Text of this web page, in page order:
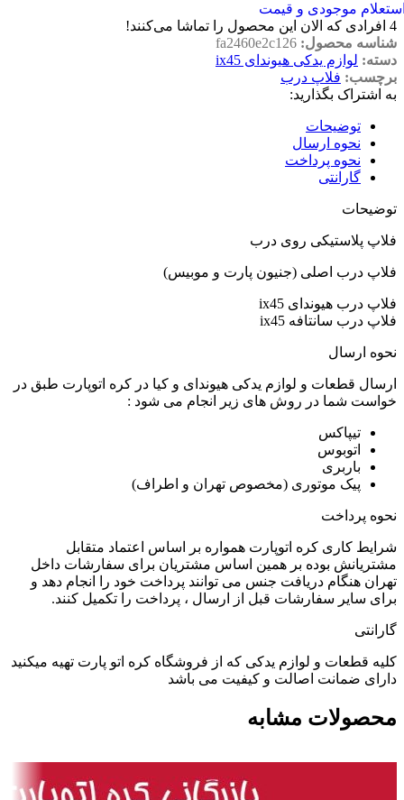
موجودی و قیمت
4 افرادی که الان این محصول را تماشا می‌کنند!
شناسه محصول: fa2460e2c126
دسته: لوازم یدکی هیوندای ix45
برچسب: فلاپ درب
به اشتراک بگذارید:
توضیحات
نحوه ارسال
نحوه پرداخت
گارانتی
توضیحات
فلاپ پلاستیکی روی درب
فلاپ درب اصلی (جنیون پارت و موبیس)
فلاپ درب هیوندای ix45
فلاپ درب سانتافه ix45
نحوه ارسال
ارسال قطعات و لوازم یدکی هیوندای و کیا در کره اتوپارت طبق در
خواست شما در روش های زیر انجام می شود :
تیپاکس
اتوبوس
باربری
پیک موتوری (مخصوص تهران و اطراف)
نحوه پرداخت
شرایط کاری کره اتوپارت همواره بر اساس اعتماد متقابل
مشتریانش بوده بر همین اساس مشتریان برای سفارشات داخل
تهران هنگام دریافت جنس می توانند پرداخت خود را انجام دهد و
برای سایر سفارشات قبل از ارسال ، پرداخت را تکمیل کنند.
گارانتی
کلیه قطعات و لوازم یدکی که از فروشگاه کره اتو پارت تهیه میکنید
دارای ضمانت اصالت و کیفیت می باشد
محصولات مشابه